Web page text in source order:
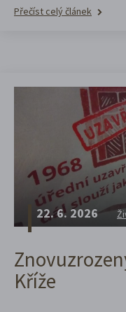
Přečíst celý článek
22. 6. 2026
Kříže